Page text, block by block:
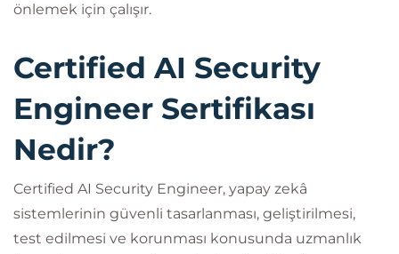
önlemek için çalışır.
Certified AI Security
Engineer Sertifikası
Nedir?
Certified AI Security Engineer, yapay zekâ
sistemlerinin güvenli tasarlanması, geliştirilmesi,
test edilmesi ve korunması konusunda uzmanlık